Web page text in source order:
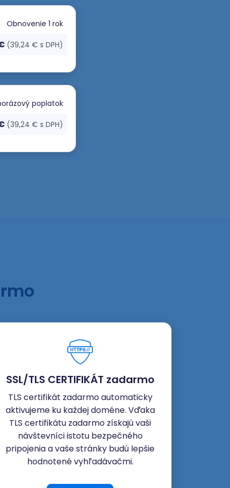
Obnovenie 1 rok
(39,24 € s DPH)
poplatok
(39,24 € s DPH)
SSL/TLS CERTIFIKÁT zadarmo
TLS certifikát zadarmo automaticky
aktivujeme ku každej doméne. Vďaka
TLS certifikátu zadarmo získajú vaši
návštevníci istotu bezpečného
pripojenia a vaše stránky budú lepšie
hodnotené vyhľadávačmi.